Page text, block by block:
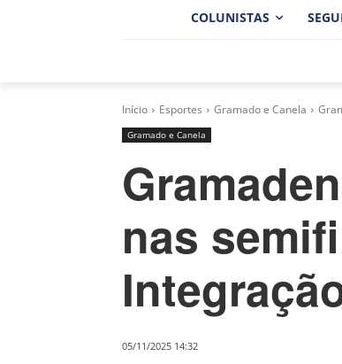
COLUNISTAS
Início Esportes Gramado e Canela
Gramado e Canela
nas
05/11/2025 14:32